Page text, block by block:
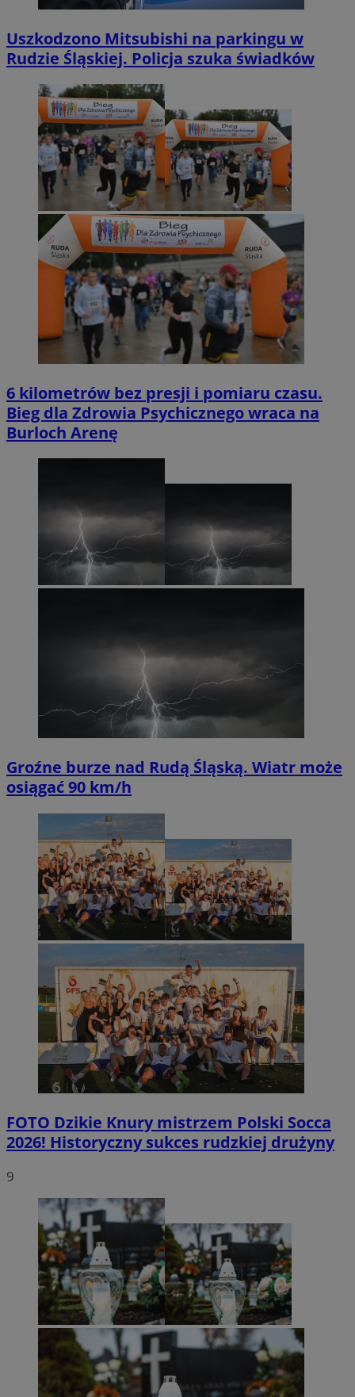
Uszkodzono Mitsubishi na parkingu w
Rudzie Śląskiej. Policja szuka świadków
6 kilometrów bez presji i pomiaru czasu.
Bieg dla Zdrowia Psychicznego wraca na
Burloch Arenę
Groźne burze nad Rudą Śląską. Wiatr może
osiągać 90 km/h
FOTO Dzikie Knury mistrzem Polski Socca
2026! Historyczny sukces rudzkiej drużyny
9